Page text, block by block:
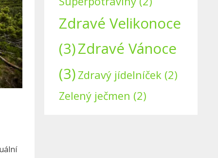
Zdravé Velikonoce
(3)Zdravé Vánoce
(3) Zdravý jídelníček (2)
Zelený ječmen (2)